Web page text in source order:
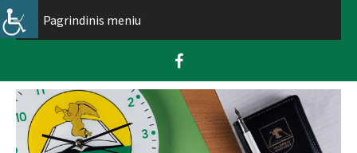
Skip
to
Pagrindinis meniu